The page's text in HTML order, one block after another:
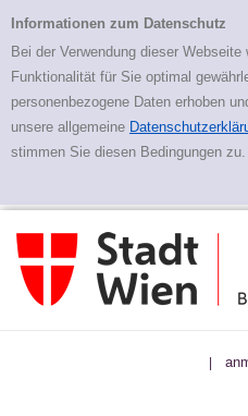
Erweiterte Suche
Informationen zum Datenschutz
Bei der Verwendung dieser Webseite
Funktionalität für Sie optimal
personenbezogene Daten erhoben
unsere allgemeine
stimmen Sie diesen Bedingungen zu.
|